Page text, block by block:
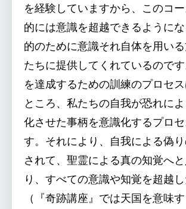
を経験していますから、このコ
的には意識を超越できるように
的のために意識それ自体を用い
たちに提供してくれているので
を達成するための訓練のプロセ
ところ、私たちの自我が恐れに
化させた事柄を意識化するプロ
す。それにより、自我による偽
されて、聖霊による真の知覚へ
り、すべての意識や知覚を超越
（『奇跡講座』では天国を意味